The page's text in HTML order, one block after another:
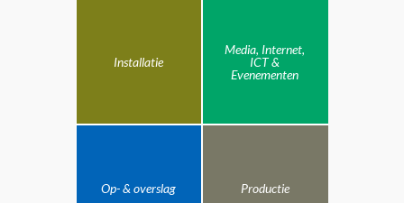
Installatie
Media, Internet,
ICT &
Evenementen
Op- & overslag Productie